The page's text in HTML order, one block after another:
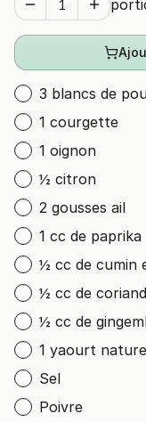
3 blancs de
1 courgette
1 oignon
½ citron
2 gousses ail
1 cc de paprika
½ cc de cumin
½ cc de
½ cc de
1 yaourt nature
Sel
Poivre